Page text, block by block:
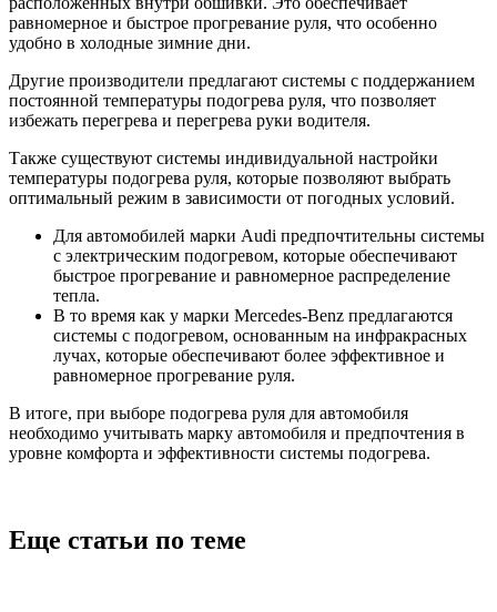
равномерное и быстрое прогревание руля, что особенно
удобно в холодные зимние дни.
Другие производители предлагают системы с поддержанием
постоянной температуры подогрева руля, что позволяет
избежать перегрева и перегрева руки водителя.
Также существуют системы индивидуальной настройки
температуры подогрева руля, которые позволяют выбрать
оптимальный режим в зависимости от погодных условий.
Для автомобилей марки Audi предпочтительны системы
с электрическим подогревом, которые обеспечивают
быстрое прогревание и равномерное распределение
тепла.
В то время как у марки Mercedes-Benz предлагаются
системы с подогревом, основанным на инфракрасных
лучах, которые обеспечивают более эффективное и
равномерное прогревание руля.
В итоге, при выборе подогрева руля для автомобиля
необходимо учитывать марку автомобиля и предпочтения в
уровне комфорта и эффективности системы подогрева.
Еще статьи по теме